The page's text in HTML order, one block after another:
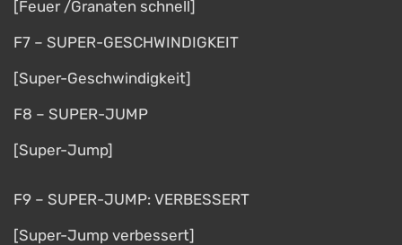
[Feuer /Granaten schnell]
F7 – SUPER-GESCHWINDIGKEIT
[Super-Geschwindigkeit]
F8 – SUPER-JUMP
[Super-Jump]
F9 – SUPER-JUMP: VERBESSERT
[Super-Jump verbessert]